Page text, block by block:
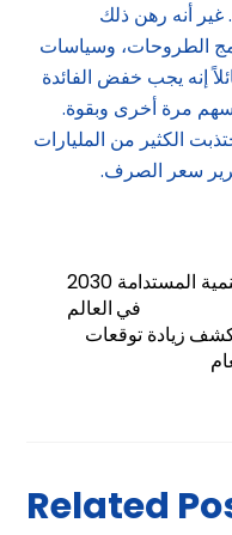
أنه رهن ذلك
الطروحات، وسياسات
إنه يجب خفض الفائدة
مرة أخرى وبقوة.
الكثير من المليارات
سعر الصرف.
دورُ المصارف في تعزيز أهداف التنمية المستدامة 2030
في العالم
زيادة توقعات
Related